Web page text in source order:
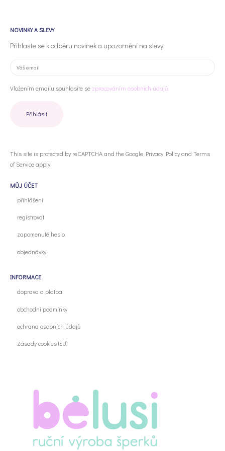
NOVINKY A SLEVY
Přihlaste se k odběru novinek a upozornění na slevy.
Vložením emailu souhlasíte se zpracováním osobních údajů
This site is protected by reCAPTCHA and the Google Privacy Policyand Terms
of Serviceapply.
MŮJ ÚČET
přihlášení
registrovat
zapomenuté heslo
objednávky
INFORMACE
doprava a platba
obchodní podmínky
ochrana osobních údajů
Zásady cookies (EU)